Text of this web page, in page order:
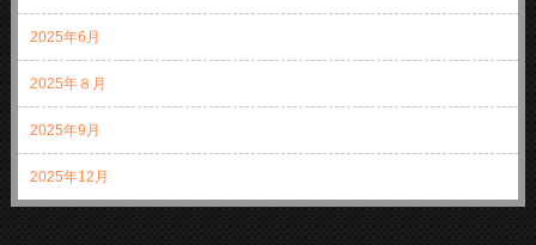
2025年6月
2025年８月
2025年9月
2025年12月